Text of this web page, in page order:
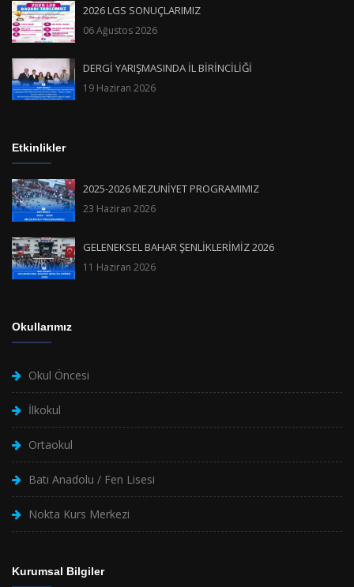
2026 LGS SONUÇLARIMIZ
06 Ağustos 2026
DERGİ YARIŞMASINDA İL BİRİNCİLİĞİ
19 Haziran 2026
Etkinlikler
2025-2026 MEZUNİYET PROGRAMIMIZ
23 Haziran 2026
GELENEKSEL BAHAR ŞENLİKLERİMİZ 2026
11 Haziran 2026
Okullarımız
Okul Öncesi
İlkokul
Ortaokul
Batı Anadolu / Fen Lisesi
Nokta Kurs Merkezi
Kurumsal Bilgiler